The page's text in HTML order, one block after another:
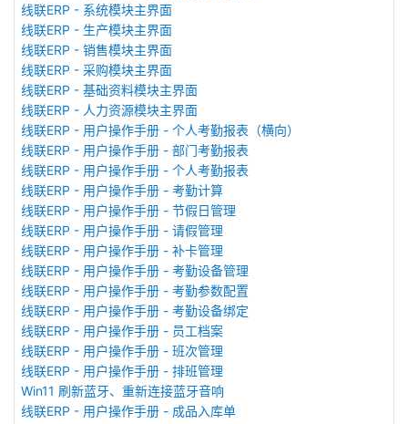
线联ERP - 系统模块主界面
线联ERP - 生产模块主界面
线联ERP - 销售模块主界面
线联ERP - 采购模块主界面
线联ERP - 基础资料模块主界面
线联ERP - 人力资源模块主界面
线联ERP - 用户操作手册 - 个人考勤报表（横向）
线联ERP - 用户操作手册 - 部门考勤报表
线联ERP - 用户操作手册 - 个人考勤报表
线联ERP - 用户操作手册 - 考勤计算
线联ERP - 用户操作手册 - 节假日管理
线联ERP - 用户操作手册 - 请假管理
线联ERP - 用户操作手册 - 补卡管理
线联ERP - 用户操作手册 - 考勤设备管理
线联ERP - 用户操作手册 - 考勤参数配置
线联ERP - 用户操作手册 - 考勤设备绑定
线联ERP - 用户操作手册 - 员工档案
线联ERP - 用户操作手册 - 班次管理
线联ERP - 用户操作手册 - 排班管理
Win11 刷新蓝牙、重新连接蓝牙音响
线联ERP - 用户操作手册 - 成品入库单